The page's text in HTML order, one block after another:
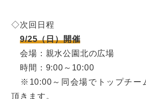
◇次回日程
9/25（日）開催
会場：親水公園北の広場
時間：9:00～10:00
※10:00～同会場でトップチー
頂きます。